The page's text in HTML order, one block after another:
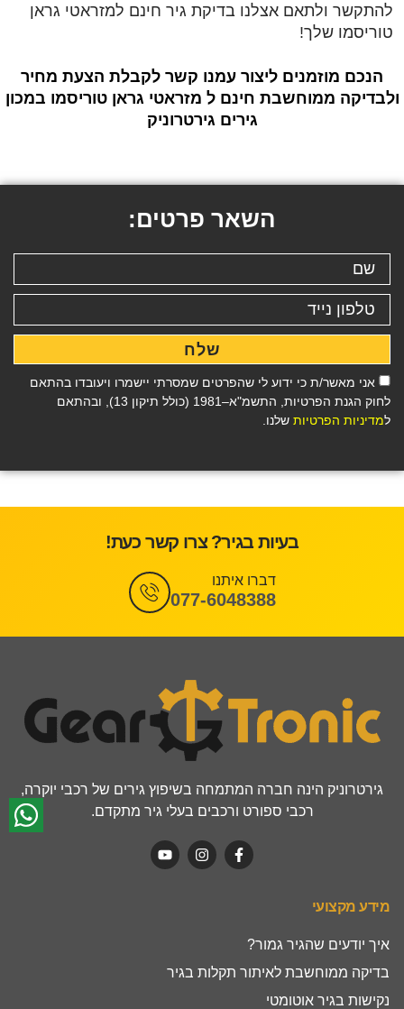
להתקשר ולתאם אצלנו בדיקת גיר חינם למזראטי גראן
טוריסמו שלך!
הנכם מוזמנים ליצור עמנו קשר לקבלת הצעת מחיר
ולבדיקה ממוחשבת חינם ל מזראטי גראן טוריסמו במכון
גירים גירטרוניק
השאר פרטים:
אני מאשר/ת כי ידוע לי שהפרטים שמסרתי יישמרו ויעובדו בהתאם
לחוק הגנת הפרטיות, התשמ"א–1981 (כולל תיקון 13), ובהתאם
למדיניות הפרטיות שלנו.
שלח
בעיות בגיר? צרו קשר כעת!
דברו איתנו
077-6048388
גירטרוניק הינה חברה המתמחה בשיפוץ גירים של רכבי יוקרה,
רכבי ספורט ורכבים בעלי גיר מתקדם.
מידע מקצועי
איך יודעים שהגיר גמור?
בדיקה ממוחשבת לאיתור תקלות בגיר
נקישות בגיר אוטומטי